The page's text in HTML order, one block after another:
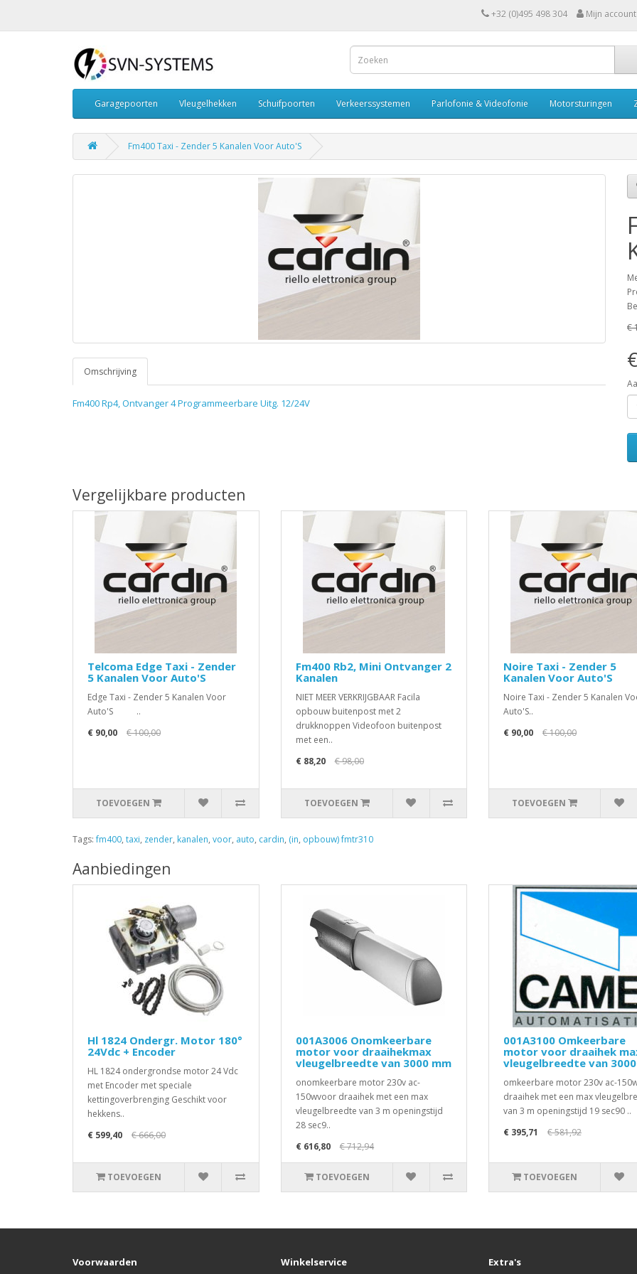
+32 (0)495 498 304 Mijn account
Garagepoorten Vleugelhekken Schuifpoorten Verkeerssystemen Parlofonie & Videofonie Motorsturingen
Fm400 Taxi - Zender 5 Kanalen Voor Auto'S
Omschrijving
Fm400 Rp4, Ontvanger 4 Programmeerbare Uitg. 12/24V
€
Vergelijkbare producten
Telcoma Edge Taxi - Zender
5 Kanalen Voor Auto'S
Edge Taxi - Zender 5 Kanalen Voor
Auto'S ..
€ 90,00
€ 100,00
TOEVOEGEN
Fm400 Rb2, Mini Ontvanger 2
Kanalen
NIET MEER VERKRIJGBAAR Facila
opbouw buitenpost met 2
drukknoppen Videofoon buitenpost
met een..
€ 88,20
€ 98,00
TOEVOEGEN
Noire Taxi - Zender 5
Kanalen Voor Auto'S
Noire Taxi - Zender 5 Kanalen
Auto'S..
€ 90,00
€ 100,00
TOEVOEGEN
Tags:fm400, taxi, zender, kanalen, voor, auto, cardin, (in, opbouw) fmtr310
Aanbiedingen
Hl 1824 Ondergr. Motor 180°
24Vdc + Encoder
HL 1824 ondergrondse motor 24 Vdc
met Encoder met speciale
kettingoverbrenging Geschikt voor
hekkens..
€ 599,40
€ 666,00
TOEVOEGEN
001A3006 Onomkeerbare
motor voor draaihekmax
vleugelbreedte van 3000 mm
onomkeerbare motor 230v ac-
150wvoor draaihek met een max
vleugelbreedte van 3 m openingstijd
28 sec9..
€ 616,80
€ 712,94
TOEVOEGEN
001A3100 Omkeerbare
motor voor draaihek
vleugelbreedte van
omkeerbare motor 230v ac-
draaihek met een max
van 3 m openingstijd 19 sec90 ..
€ 395,71
€ 581,92
TOEVOEGEN
Voorwaarden Winkelservice Extra's